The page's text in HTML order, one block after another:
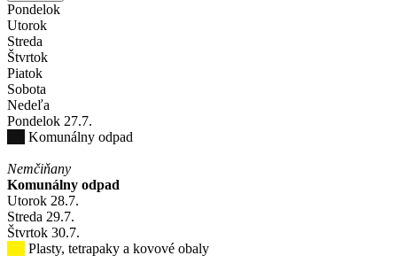
Pondelok
Utorok
Streda
Štvrtok
Piatok
Sobota
Nedeľa
Pondelok 27.7.
Komunálny odpad
Nemčiňany
Komunálny odpad
Utorok 28.7.
Streda 29.7.
Štvrtok 30.7.
Plasty, tetrapaky a kovové obaly